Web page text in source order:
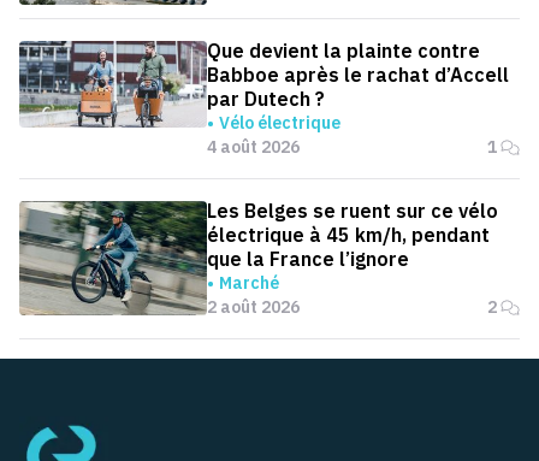
Que devient la plainte contre
Babboe après le rachat d’Accell
par Dutech ?
Vélo électrique
4 août 2026
1
Les Belges se ruent sur ce vélo
électrique à 45 km/h, pendant
que la France l’ignore
Marché
2 août 2026
2